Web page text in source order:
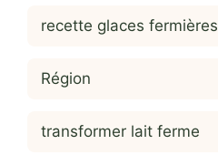
recette glaces fermières
Région
transformer lait ferme